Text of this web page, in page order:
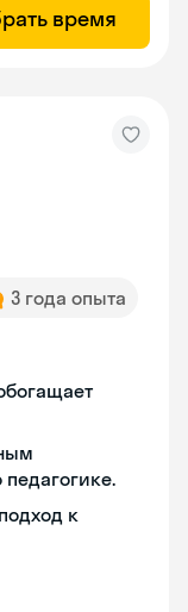
время
3 года опыта
к